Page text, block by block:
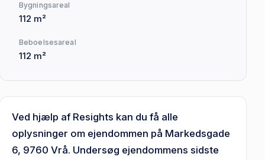
Bygningsareal
112 m²
Beboelsesareal
112 m²
Ved hjælp af Resights kan du få alle
oplysninger om ejendommen på Markedsgade
6, 9760 Vrå. Undersøg ejendommens sidste